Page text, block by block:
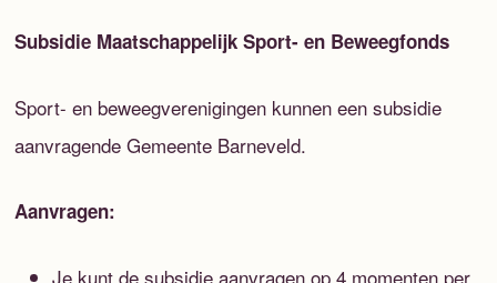
Subsidie Maatschappelijk Sport- en Beweegfonds
Sport- en beweegverenigingen kunnen een subsidie
aanvragende Gemeente Barneveld.
Aanvragen:
Je kunt de subsidie aanvragen op 4 momenten per